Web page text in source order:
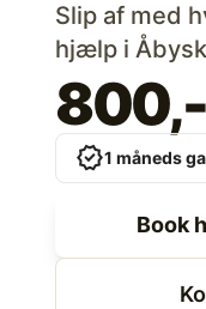
Slip af med
hjælp i
800,-
verified1 måneds
Book